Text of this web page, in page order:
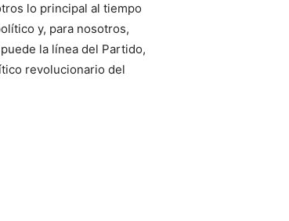
lo principal al tiempo
y, para nosotros,
la línea del Partido,
revolucionario del